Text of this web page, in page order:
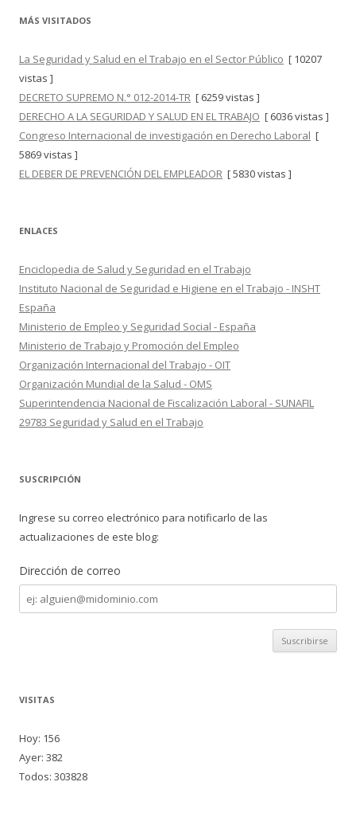
MÁS VISITADOS
La Seguridad y Salud en el Trabajo en el Sector Público [ 10207
vistas ]
DECRETO SUPREMO N.° 012-2014-TR [ 6259 vistas ]
DERECHO A LA SEGURIDAD Y SALUD EN EL TRABAJO [ 6036 vistas ]
Congreso Internacional de investigación en Derecho Laboral [
5869 vistas ]
EL DEBER DE PREVENCIÓN DEL EMPLEADOR [ 5830 vistas ]
ENLACES
Enciclopedia de Salud y Seguridad en el Trabajo
Instituto Nacional de Seguridad e Higiene en el Trabajo - INSHT
España
Ministerio de Empleo y Seguridad Social - España
Ministerio de Trabajo y Promoción del Empleo
Organización Internacional del Trabajo - OIT
Organización Mundial de la Salud - OMS
Superintendencia Nacional de Fiscalización Laboral - SUNAFIL
29783 Seguridad y Salud en el Trabajo
SUSCRIPCIÓN
Ingrese su correo electrónico para notificarlo de las
actualizaciones de este blog:
Dirección de correo
Dirección
de
correo
VISITAS
Hoy: 156
Ayer: 382
Todos: 303828